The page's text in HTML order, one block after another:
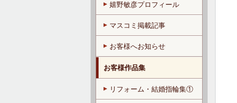
嬉野敏彦プロフィール
マスコミ掲載記事
お客様へお知らせ
お客様作品集
リフォーム・結婚指輪集①